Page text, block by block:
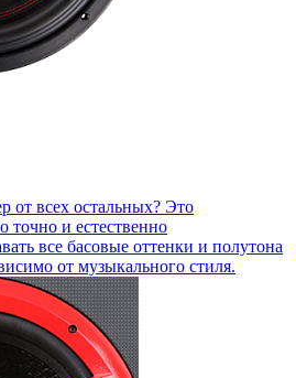
от всех остальных? Это
точно и естественно
все басовые оттенки и полутона
от музыкального стиля.